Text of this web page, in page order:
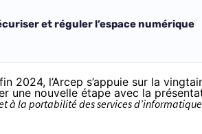
et réguler l’espace numérique
2024, l’Arcep s’appuie sur la
une nouvelle étape avec la
à la portabilité des services